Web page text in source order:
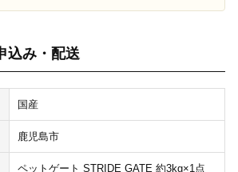
込み・配送
国産
鹿児島市
ペットゲート STRIDE GATE 約3kg×1点